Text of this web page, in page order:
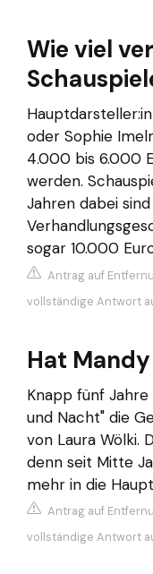
Wie viel
oder Sophie
4.000 bis 6.000
werden.
Jahren dabei
sogar 10.000
Antrag auf
vollständige Antwort
Hat
Knapp fünf
und Nacht" die
von Laura Wölki.
denn seit Mitte
mehr in die
Antrag auf
vollständige Antwort